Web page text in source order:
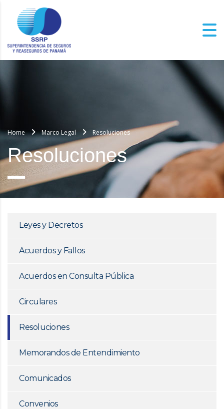
Home Marco Legal Resoluciones
Resoluciones
Leyes y Decretos
Acuerdos y Fallos
Acuerdos en Consulta Pública
Circulares
Resoluciones
Memorandos de Entendimiento
Comunicados
Convenios